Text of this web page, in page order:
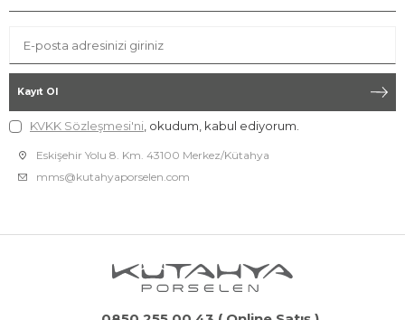
Kayıt Ol
KVKK Sözleşmesi'ni , okudum, kabul ediyorum.
Eskişehir Yolu 8. Km. 43100 Merkez/Kütahya
mms@kutahyaporselen.com